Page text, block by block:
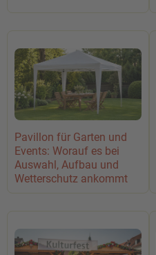
Pavillon für Garten und
Events: Worauf es bei
Auswahl, Aufbau und
Wetterschutz ankommt